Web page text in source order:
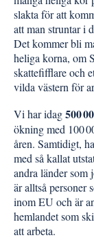
slakta för att
att man struntar i
Det kommer bli
heliga korna, om
skattefifflare och
vilda västern för
Vi har idag500
ökning med 100
åren. Samtidigt,
med så kallat
andra länder
är alltså personer
inom EU och är
hemlandet som
att arbeta.